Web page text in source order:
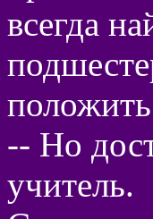
всегда
-- Но
учитель.